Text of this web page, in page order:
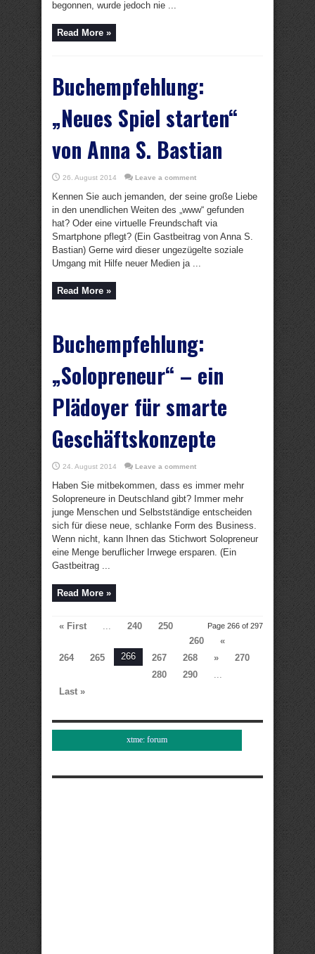
begonnen, wurde jedoch nie ...
Read More »
Buchempfehlung:
„Neues Spiel starten“
von Anna S. Bastian
26. August 2014 Leave a comment
Kennen Sie auch jemanden, der seine große Liebe
in den unendlichen Weiten des „www“ gefunden
hat? Oder eine virtuelle Freundschaft via
Smartphone pflegt? (Ein Gastbeitrag von Anna S.
Bastian) Gerne wird dieser ungezügelte soziale
Umgang mit Hilfe neuer Medien ja ...
Read More »
Buchempfehlung:
„Solopreneur“ – ein
Plädoyer für smarte
Geschäftskonzepte
24. August 2014 Leave a comment
Haben Sie mitbekommen, dass es immer mehr
Solopreneure in Deutschland gibt? Immer mehr
junge Menschen und Selbstständige entscheiden
sich für diese neue, schlanke Form des Business.
Wenn nicht, kann Ihnen das Stichwort Solopreneur
eine Menge beruflicher Irrwege ersparen. (Ein
Gastbeitrag ...
Read More »
Page 266 of 297
« First ... 240
250
260
«
264
265 266 267 268 »
270
280
290
...
Last »
xtme: forum